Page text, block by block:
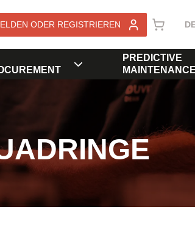
ODER REGISTRIEREN
PREDICTIVE
MAINTENANCE